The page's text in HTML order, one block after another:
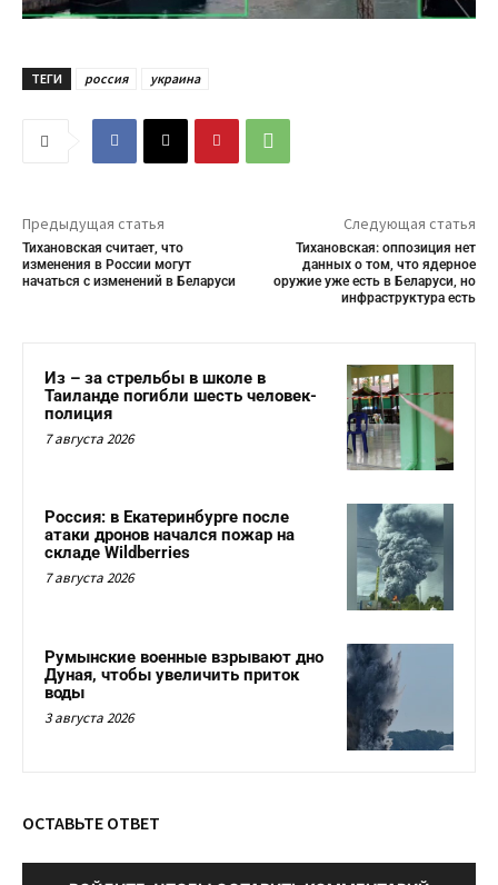
ТЕГИ россия украина
Предыдущая статья
Тихановская считает, что
изменения в России могут
начаться с изменений в Беларуси
Следующая статья
Тихановская: оппозиция нет
данных о том, что ядерное
оружие уже есть в Беларуси, но
инфраструктура есть
Из – за стрельбы в школе в
Таиланде погибли шесть человек-
полиция
7 августа 2026
Россия: в Екатеринбурге после
атаки дронов начался пожар на
складе Wildberries
7 августа 2026
Румынские военные взрывают дно
Дуная, чтобы увеличить приток
воды
3 августа 2026
ОСТАВЬТЕ ОТВЕТ